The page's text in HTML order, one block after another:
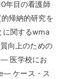
年目の看護師
帰納的研究を
に関するwma
向上のための
医学校にお
ケース・ス